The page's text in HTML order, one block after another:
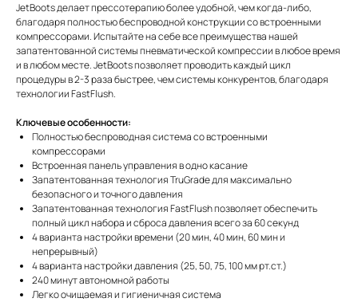
JetBoots делает прессотерапию более удобной, чем когда-либо,
благодаря полностью беспроводной конструкции со встроенными
компрессорами. Испытайте на себе все преимущества нашей
запатентованной системы пневматической компрессии в любое время
и в любом месте. JetBoots позволяет проводить каждый цикл
процедуры в 2-3 раза быстрее, чем системы конкурентов, благодаря
технологии FastFlush.
Ключевые особенности:
Полностью беспроводная система со встроенными
компрессорами
Встроенная панель управления в одно касание
Запатентованная технология TruGrade для максимально
безопасного и точного давления
Запатентованная технология FastFlush позволяет обеспечить
полный цикл набора и сброса давления всего за 60 секунд
4 варианта настройки времени (20 мин, 40 мин, 60 мин и
непрерывный)
4 варианта настройки давления (25, 50, 75, 100 мм рт.ст.)
240 минут автономной работы
Легко очищаемая и гигиеничная система